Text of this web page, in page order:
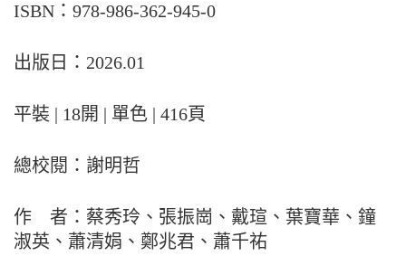
ISBN：978-986-362-945-0
出版日：2026.01
平裝 | 18開 | 單色 | 416頁
總校閱：謝明哲
作 者：蔡秀玲、張振崗、戴瑄、葉寶華、鐘
淑英、蕭清娟、鄭兆君、蕭千祐